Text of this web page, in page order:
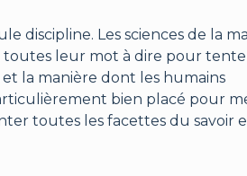
discipline. Les sciences de la
toutes leur mot à dire pour
la manière dont les humains
bien placé pour
toutes les facettes du savoir